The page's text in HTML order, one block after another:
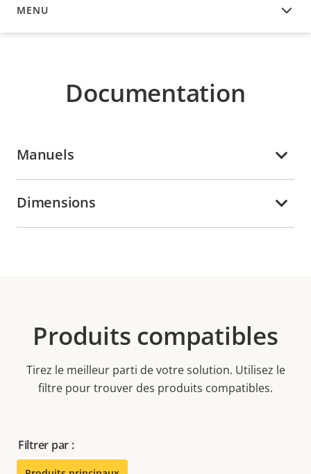
MENU
DOCUMENTATION
Documentation
Manuels
Dimensions
Produits compatibles
Tirez le meilleur parti de votre solution. Utilisez le
filtre pour trouver des produits compatibles.
Filtrer par :